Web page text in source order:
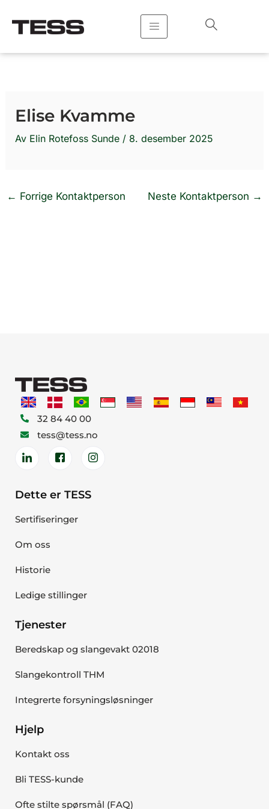
rett
Elise Kvamme
Av Elin Rotefoss Sunde / 8. desember 2025
← Forrige Kontaktperson Neste Kontaktperson →
32 84 40 00
tess@tess.no
Dette er TESS
Sertifiseringer
Om oss
Historie
Ledige stillinger
Tjenester
Beredskap og slangevakt 02018
Slangekontroll THM
Integrerte forsyningsløsninger
Hjelp
Kontakt oss
Bli TESS-kunde
Ofte stilte spørsmål (FAQ)